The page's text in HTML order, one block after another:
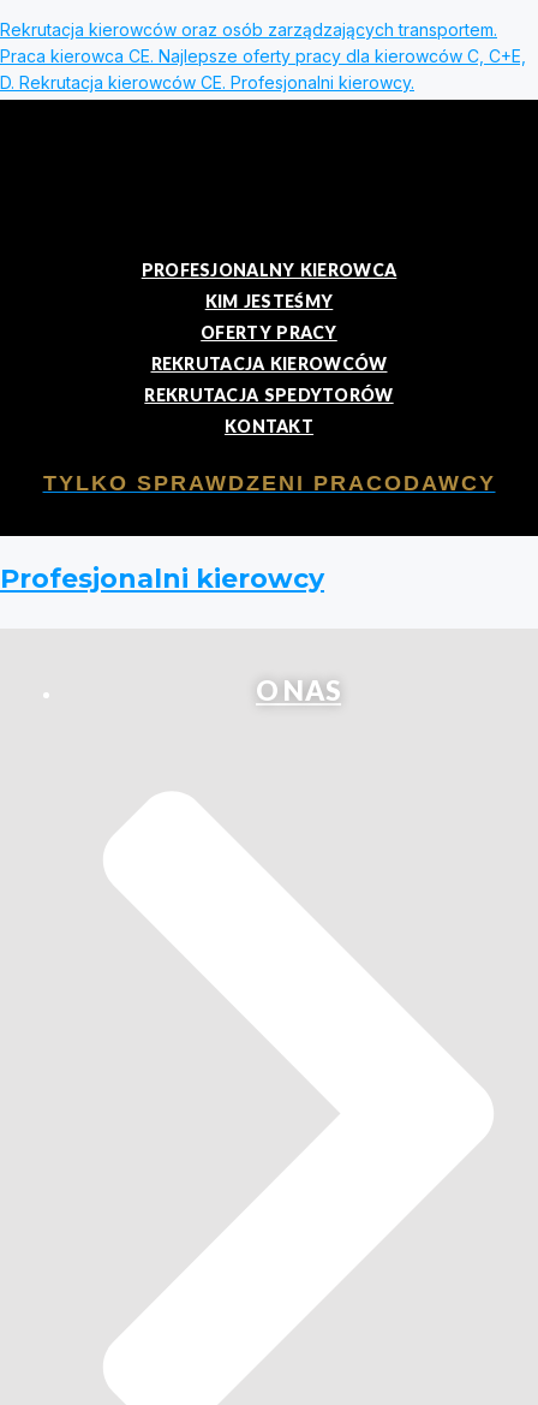
Rekrutacja kierowców oraz osób zarządzających transportem.
Praca kierowca CE. Najlepsze oferty pracy dla kierowców C, C+E,
D. Rekrutacja kierowców CE. Profesjonalni kierowcy.
PROFESJONALNY KIEROWCA
KIM JESTEŚMY
OFERTY PRACY
REKRUTACJA KIEROWCÓW
REKRUTACJA SPEDYTORÓW
KONTAKT
TYLKO SPRAWDZENI PRACODAWCY
Profesjonalni kierowcy
O NAS